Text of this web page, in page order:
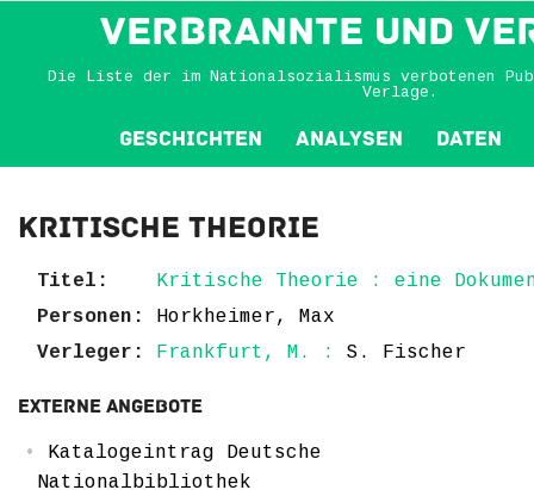
VERBRANNTE und
Die Liste der im Nationalsozialismus verbotenen
Verlage.
Geschichten Analysen Daten
Kritische Theorie
Titel:
Kritische Theorie : eine
Personen:
Horkheimer, Max
Verleger:
Frankfurt, M. : S. Fischer
Externe Angebote
Katalogeintrag Deutsche
Nationalbibliothek